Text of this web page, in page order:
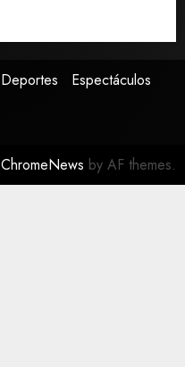
Deportes Espectáculos
ChromeNews by AF themes.